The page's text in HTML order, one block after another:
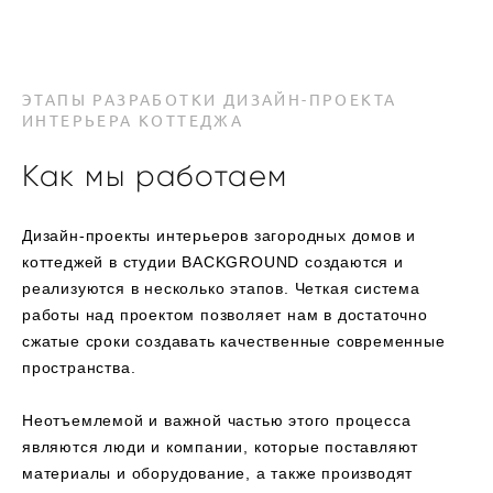
ЭТАПЫ РАЗРАБОТКИ ДИЗАЙН-ПРОЕКТА
ИНТЕРЬЕРА КОТТЕДЖА
Как мы работаем
Дизайн-проекты интерьеров загородных домов и
коттеджей в студии BACKGROUND создаются и
реализуются в несколько этапов. Четкая система
работы над проектом позволяет нам в достаточно
сжатые сроки создавать качественные современные
пространства.
Неотъемлемой и важной частью этого процесса
являются люди и компании, которые поставляют
материалы и оборудование, а также производят